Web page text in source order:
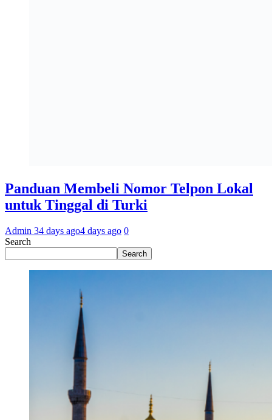
Panduan Membeli Nomor Telpon Lokal
untuk Tinggal di Turki
Admin 34 days ago4 days ago 0
Search
Search